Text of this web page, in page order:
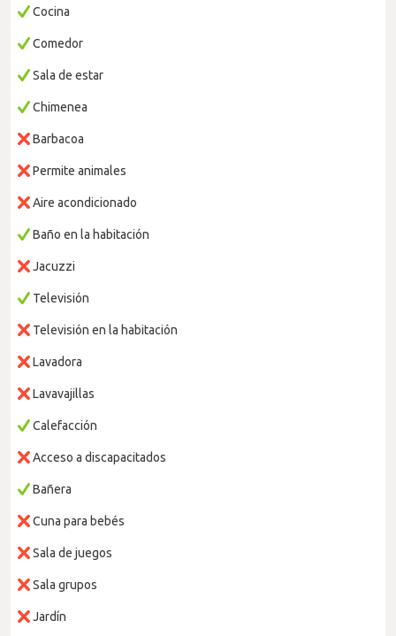
Cocina
Comedor
Sala de estar
Chimenea
Barbacoa
Permite animales
Aire acondicionado
Baño en la habitación
Jacuzzi
Televisión
Televisión en la habitación
Lavadora
Lavavajillas
Calefacción
Acceso a discapacitados
Bañera
Cuna para bebés
Sala de juegos
Sala grupos
Jardín